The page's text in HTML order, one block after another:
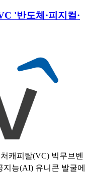
'반도체·피지컬·
캐피탈(VC) 빅무브벤
능(AI) 유니콘 발굴에